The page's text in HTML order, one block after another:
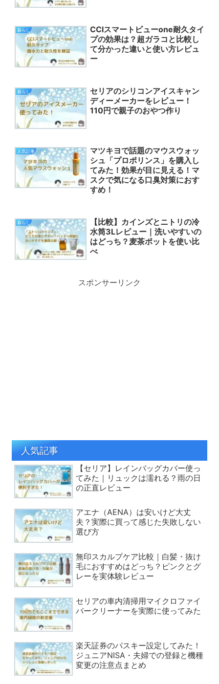
暮らし
CCIスマートビューone耐久タイ
プの効果は？超ガラコと比較し
て分かった違いと使い方レビュ
ー
暮らし
セリアのシリコンアイスキャン
ディーメーカーをレビュー！
110円で親子のおやつ作り
人気記事
マツキヨで話題のマウスウォッ
シュ「プロポリンス」を購入し
てみた！効果が目に見える！マ
スクで気になる口臭対策におす
すめ！
暮らし
【比較】カインズとニトリの冷
水筒3Lレビュー｜洗いやすいの
はどっち？麦茶ポットを使い比
べ
スポンサーリンク
人気記事
【セリア】レインバッグカバー使っ
てみた｜リュックは濡れる？雨の日
の正直レビュー
アエナ（AENA）は安いけど大丈
夫？実際に買って感じた失敗しない
選び方
無印スカルプケア比較｜白髪・抜け
毛におすすめはどっち？ピンクとグ
レーを実体験レビュー
セリアの車内清掃用マイクロファイ
バークリーナーを実際に使ってみた
楽天証券のパスキー設定してみた！
ジュニアNISA・夫婦での登録と機種
変更の注意点まとめ